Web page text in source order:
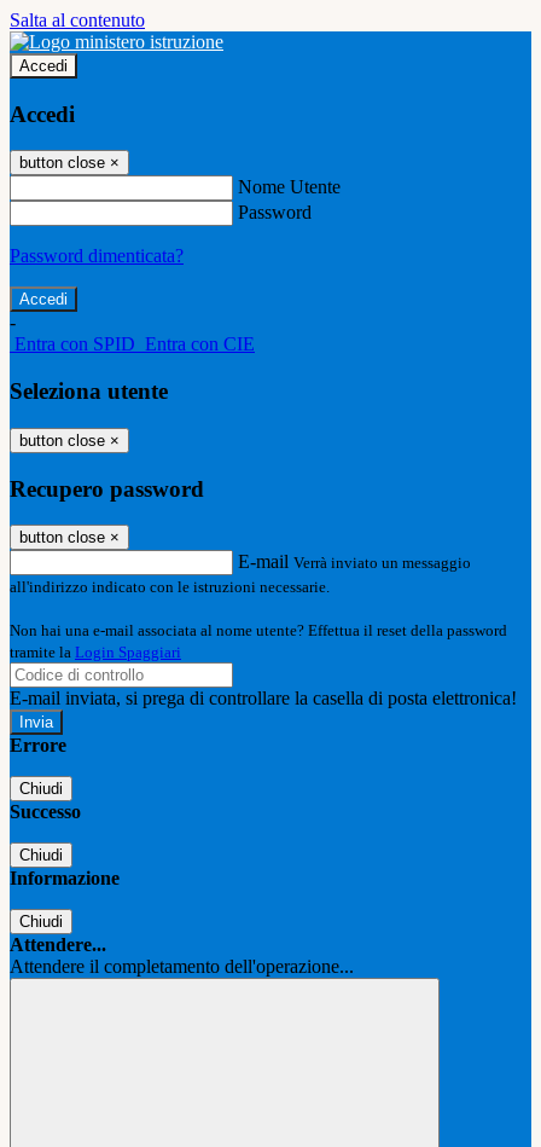
Salta al contenuto
Accedi
Accedi
button close ×
Nome Utente
Password
Password dimenticata?
-
Entra con SPID Entra con CIE
Seleziona utente
button close ×
Recupero password
button close ×
E-mail Verrà inviato un messaggio
all'indirizzo indicato con le istruzioni necessarie.
Non hai una e-mail associata al nome utente? Effettua il reset della password
tramite la Login Spaggiari
E-mail inviata, si prega di controllare la casella di posta elettronica!
Errore
Chiudi
Successo
Chiudi
Informazione
Chiudi
Attendere...
Attendere il completamento dell'operazione...